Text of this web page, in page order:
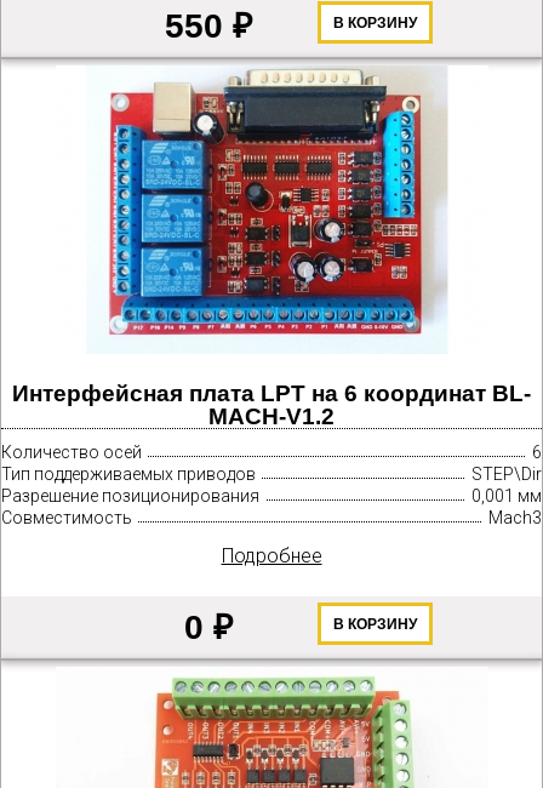
550 ₽ В КОРЗИНУ
Интерфейсная плата LPT на 6 координат BL-
MACH-V1.2
Количество осей
6
Тип поддерживаемых приводов
STEP\Dir
Разрешение позиционирования
0,001 мм
Совместимость
Mach3
Подробнее
0 ₽ В КОРЗИНУ